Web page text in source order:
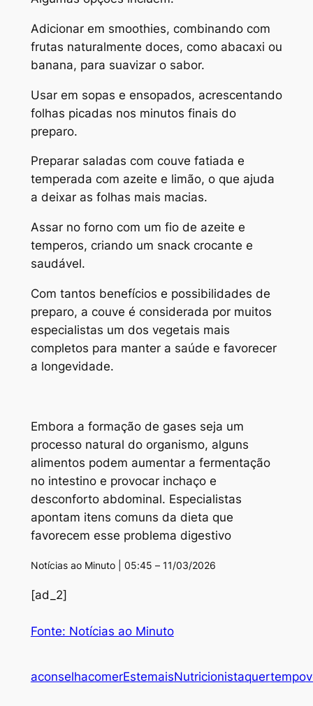
Adicionar em smoothies, combinando com
frutas naturalmente doces, como abacaxi ou
banana, para suavizar o sabor.
Usar em sopas e ensopados, acrescentando
folhas picadas nos minutos finais do
preparo.
Preparar saladas com couve fatiada e
temperada com azeite e limão, o que ajuda
a deixar as folhas mais macias.
Assar no forno com um fio de azeite e
temperos, criando um snack crocante e
saudável.
Com tantos benefícios e possibilidades de
preparo, a couve é considerada por muitos
especialistas um dos vegetais mais
completos para manter a saúde e favorecer
a longevidade.
Embora a formação de gases seja um
processo natural do organismo, alguns
alimentos podem aumentar a fermentação
no intestino e provocar inchaço e
desconforto abdominal. Especialistas
apontam itens comuns da dieta que
favorecem esse problema digestivo
Notícias ao Minuto | 05:45 – 11/03/2026
[ad_2]
Fonte: Notícias ao Minuto
aconselhacomerEstemaisNutricionistaquertempo